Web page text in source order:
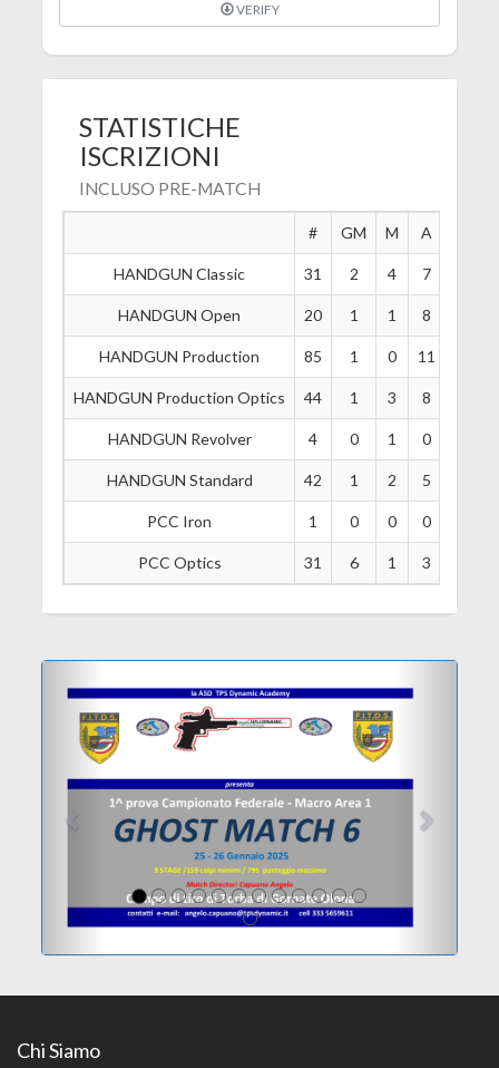
VERIFY
STATISTICHE
ISCRIZIONI
INCLUSO PRE-MATCH
# GM M A
HANDGUN Classic 31 2 4 7
HANDGUN Open 20 1 1 8
HANDGUN Production 85 1 0 11
HANDGUN Production Optics 44 1 3 8
HANDGUN Revolver 4 0 1 0
HANDGUN Standard 42 1 2 5
PCC Iron 1 0 0 0
PCC Optics 31 6 1 3
Chi Siamo